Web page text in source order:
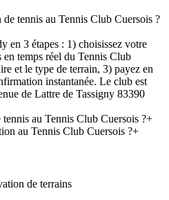
tennis au Tennis Club Cuersois ?
en 3 étapes : 1) choisissez votre
temps réel du Tennis Club
et le type de terrain, 3) payez en
instantanée. Le club est
de Lattre de Tassigny 83390
au Tennis Club Cuersois ?+
au Tennis Club Cuersois ?+
de terrains